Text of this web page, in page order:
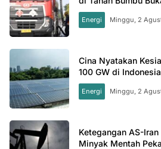
Energi Minggu, 2
Cina Nyatakan
100 GW di Indonesia
Energi Minggu, 2
Ketegangan AS-
Minyak Mentah